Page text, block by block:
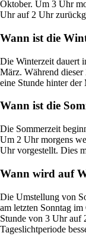
Oktober. Um 3 Uhr
Uhr auf 2 Uhr
Wann ist die
Die Winterzeit dauert
März. Während
eine Stunde hinter
Wann ist die
Die Sommerzeit
Um 2 Uhr morgens
Uhr vorgestellt. Dies
Wann wird auf
Die Umstellung von
am letzten Sonntag
Stunde von 3 Uhr auf
Tageslichtperiode